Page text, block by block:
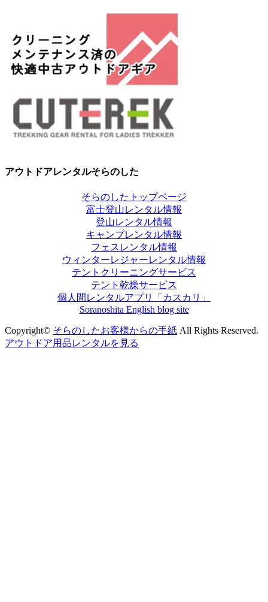
アウトドアレンタルそらのした
そらのしたトップページ
富士登山レンタル情報
登山レンタル情報
キャンプレンタル情報
フェスレンタル情報
ウィンターレジャーレンタル情報
テントクリーニングサービス
テント乾燥サービス
個人間レンタルアプリ「カスカリ」
Soranoshita English blog site
Copyright© そらのしたお客様からの手紙 All Rights Reserved.
アウトドア用品レンタルを見る